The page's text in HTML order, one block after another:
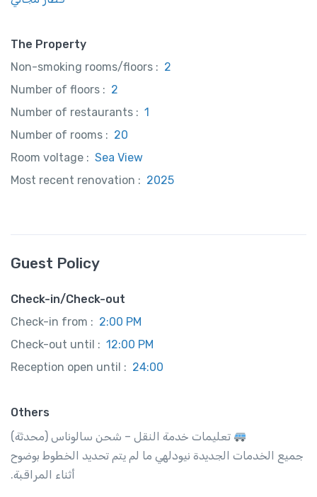
The Property
Non-smoking rooms/floors : 2
Number of floors : 2
Number of restaurants : 1
Number of rooms : 20
Room voltage : Sea View
Most recent renovation : 2025
Guest Policy
Check-in/Check-out
Check-in from : 2:00 PM
Check-out until : 12:00 PM
Reception open until : 24:00
Others
تعليمات خدمة النقل – شحن سالوناس (محدثة)
جميع الخدمات الجديدة نيودلهي ما لم يتم تحديد الخطوط بوضوح
أثناء المراقبة.